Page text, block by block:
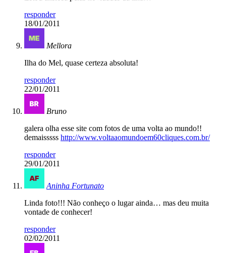
responder
18/01/2011
Mellora
Ilha do Mel, quase certeza absoluta!
responder
22/01/2011
Bruno
galera olha esse site com fotos de uma volta ao mundo!!
demaisssss http://www.voltaaomundoem60cliques.com.br/
responder
29/01/2011
Aninha Fortunato
Linda foto!!! Não conheço o lugar ainda… mas deu muita
vontade de conhecer!
responder
02/02/2011